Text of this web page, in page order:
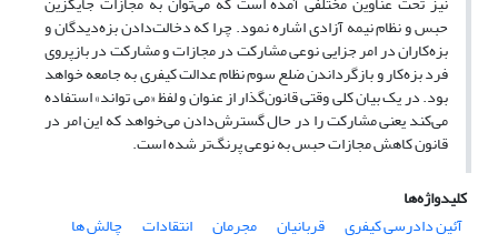
حبس و نظام نیمه آزادی اشاره نمود. چرا که دخالت‌دادن بزه‌دیدگان و
بزه‌کاران در امر جزایی نوعی مشارکت در مجازات و مشارکت در بازپروی
فرد بزه‌کار و بازگرداندن ضلع سوم نظام عدالت کیفری به جامعه خواهد
بود. در یک بیان کلی وقتی قانون‌گذار از عنوان و لفظ «می تواند» استفاده
می‌کند یعنی مشارکت را در حال گسترش‌دادن می‌خواهد که این امر در
قانون کاهش مجازات حبس به نوعی پرنگ‌تر شده است.
کلیدواژه‌ها
آئین دادرسی کیفری
قربانیان مجرمان انتقادات چالش ها